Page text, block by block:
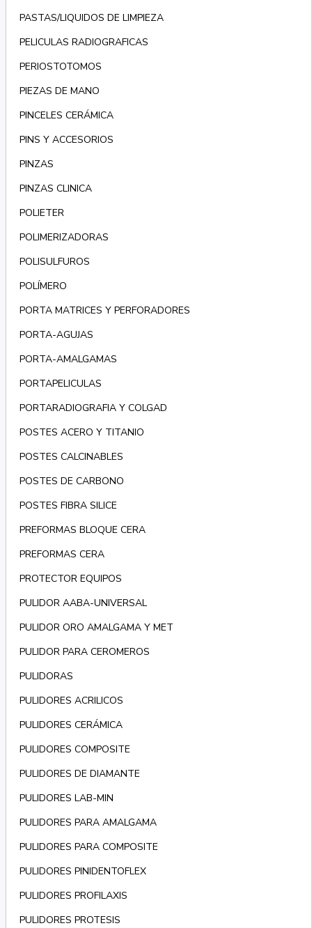
PASTAS/LIQUIDOS DE LIMPIEZA
PELICULAS RADIOGRAFICAS
PERIOSTOTOMOS
PIEZAS DE MANO
PINCELES CERÁMICA
PINS Y ACCESORIOS
PINZAS
PINZAS CLINICA
POLIETER
POLIMERIZADORAS
POLISULFUROS
POLÍMERO
PORTA MATRICES Y PERFORADORES
PORTA-AGUJAS
PORTA-AMALGAMAS
PORTAPELICULAS
PORTARADIOGRAFIA Y COLGAD
POSTES ACERO Y TITANIO
POSTES CALCINABLES
POSTES DE CARBONO
POSTES FIBRA SILICE
PREFORMAS BLOQUE CERA
PREFORMAS CERA
PROTECTOR EQUIPOS
PULIDOR AABA-UNIVERSAL
PULIDOR ORO AMALGAMA Y MET
PULIDOR PARA CEROMEROS
PULIDORAS
PULIDORES ACRILICOS
PULIDORES CERÁMICA
PULIDORES COMPOSITE
PULIDORES DE DIAMANTE
PULIDORES LAB-MIN
PULIDORES PARA AMALGAMA
PULIDORES PARA COMPOSITE
PULIDORES PINIDENTOFLEX
PULIDORES PROFILAXIS
PULIDORES PROTESIS